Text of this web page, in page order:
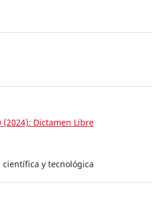
Dictamen Libre
y tecnológica